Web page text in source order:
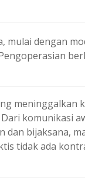
mulai dengan
komunikasi
dan bijaksana,
tidak ada